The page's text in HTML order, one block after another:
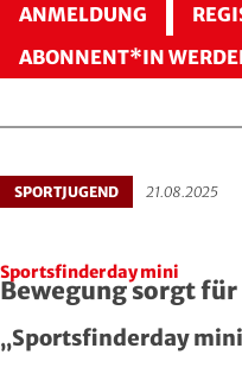
ANMELDUNG
ABONNENT*IN
SPORTJUGEND 21.08.2025
Sportsfinderday mini
Bewegung sorgt
„Sportsfinderday
Limburg-Weilburg
Odenwald
Offenbach
Cricket
Dart
Naturfreunde Hessen
Sportärzteverband